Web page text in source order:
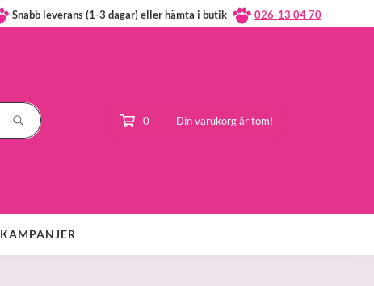
Snabb leverans (1-3 dagar) eller hämta i butik 026-13 04 70
0 Din varukorg är tom!
KAMPANJER